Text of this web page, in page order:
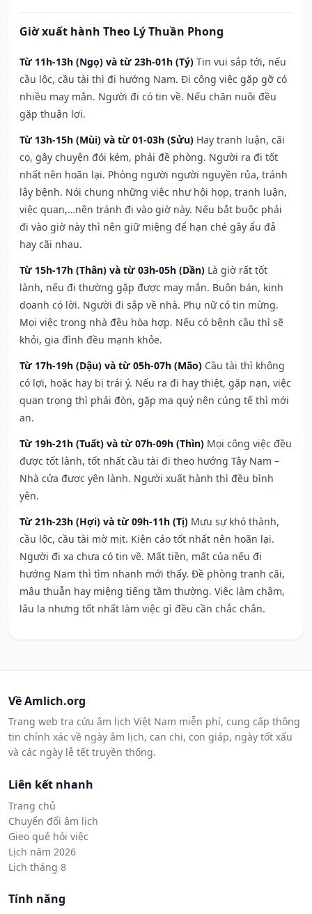
Giờ xuất hành Theo Lý Thuần Phong
Từ 11h-13h (Ngọ) và từ 23h-01h (Tý) Tin vui sắp tới, nếu
cầu lộc, cầu tài thì đi hướng Nam. Đi công việc gặp gỡ có
nhiều may mắn. Người đi có tin về. Nếu chăn nuôi đều
gặp thuận lợi.
Từ 13h-15h (Mùi) và từ 01-03h (Sửu) Hay tranh luận, cãi
cọ, gây chuyện đói kém, phải đề phòng. Người ra đi tốt
nhất nên hoãn lại. Phòng người người nguyền rủa, tránh
lây bệnh. Nói chung những việc như hội họp, tranh luận,
việc quan,…nên tránh đi vào giờ này. Nếu bắt buộc phải
đi vào giờ này thì nên giữ miệng để hạn ché gây ẩu đả
hay cãi nhau.
Từ 15h-17h (Thân) và từ 03h-05h (Dần) Là giờ rất tốt
lành, nếu đi thường gặp được may mắn. Buôn bán, kinh
doanh có lời. Người đi sắp về nhà. Phụ nữ có tin mừng.
Mọi việc trong nhà đều hòa hợp. Nếu có bệnh cầu thì sẽ
khỏi, gia đình đều mạnh khỏe.
Từ 17h-19h (Dậu) và từ 05h-07h (Mão) Cầu tài thì không
có lợi, hoặc hay bị trái ý. Nếu ra đi hay thiệt, gặp nạn, việc
quan trọng thì phải đòn, gặp ma quỷ nên cúng tế thì mới
an.
Từ 19h-21h (Tuất) và từ 07h-09h (Thìn) Mọi công việc đều
được tốt lành, tốt nhất cầu tài đi theo hướng Tây Nam –
Nhà cửa được yên lành. Người xuất hành thì đều bình
yên.
Từ 21h-23h (Hợi) và từ 09h-11h (Tị) Mưu sự khó thành,
cầu lộc, cầu tài mờ mịt. Kiện cáo tốt nhất nên hoãn lại.
Người đi xa chưa có tin về. Mất tiền, mất của nếu đi
hướng Nam thì tìm nhanh mới thấy. Đề phòng tranh cãi,
mâu thuẫn hay miệng tiếng tầm thường. Việc làm chậm,
lâu la nhưng tốt nhất làm việc gì đều cần chắc chắn.
Về Amlich.org
Trang web tra cứu âm lịch Việt Nam miễn phí, cung cấp thông
tin chính xác về ngày âm lịch, can chi, con giáp, ngày tốt xấu
và các ngày lễ tết truyền thống.
Liên kết nhanh
Trang chủ
Chuyển đổi âm lịch
Gieo quẻ hỏi việc
Lịch năm 2026
Lịch tháng 8
Tính năng